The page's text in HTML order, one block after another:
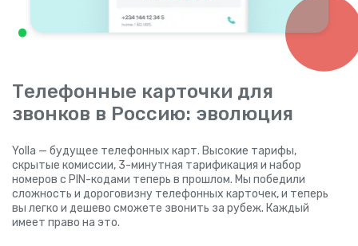
Телефонные карточки для
звонков в Россию: эволюция
Yolla — будущее телефонных карт. Высокие тарифы,
скрытые комиссии, 3-минутная тарификация и набор
номеров с PIN-кодами теперь в прошлом. Мы победили
сложность и дороговизну телефонных карточек, и теперь
вы легко и дешево сможете звонить за рубеж. Каждый
имеет право на это.